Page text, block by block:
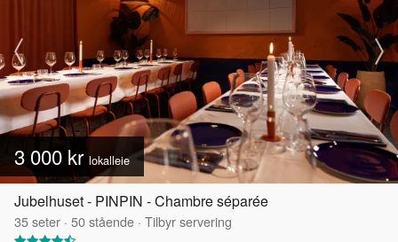
3 000 kr lokalleie
Jubelhuset - PINPIN - Chambre séparée
35seter · 50stående · Tilbyr servering